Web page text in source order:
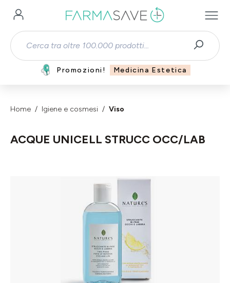
Passa al contenuto principale
Promozioni! Medicina Estetica
Home Igiene e cosmesi Viso
ACQUE UNICELL STRUCC OCC/LAB